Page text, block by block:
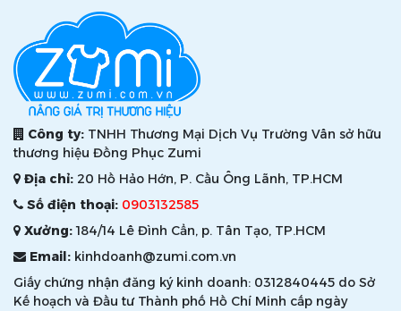
Công ty: TNHH Thương Mại Dịch Vụ Trường Vân sở hữu
thương hiệu Đồng Phục Zumi
Địa chỉ: 20 Hồ Hảo Hớn, P. Cầu Ông Lãnh, TP.HCM
Số điện thoại: 0903132585
Xưởng:184/14 Lê Đình Cẩn, p. Tân Tạo, TP.HCM
Email: kinhdoanh@zumi.com.vn
Giấy chứng nhận đăng ký kinh doanh: 0312840445 do Sở
Kế hoạch và Đầu tư Thành phố Hồ Chí Minh cấp ngày